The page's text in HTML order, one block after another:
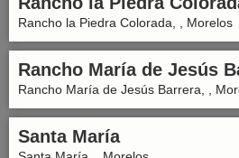
Rancho la Piedra Colorada, , Morelos
Rancho María de Jesús
Rancho María de Jesús Barrera, ,
Santa María